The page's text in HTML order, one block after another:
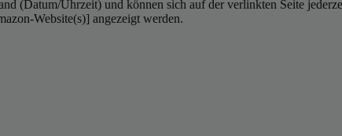
(Datum/Uhrzeit) und können sich auf der verlinkten Seite
Website(s)] angezeigt werden.